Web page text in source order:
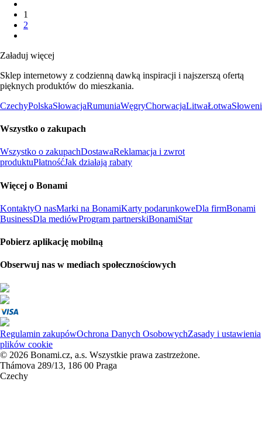
1
2
Załaduj więcej
Sklep internetowy z codzienną dawką inspiracji i najszerszą ofertą
pięknych produktów do mieszkania.
CzechyPolskaSłowacjaRumuniaWęgryChorwacjaLitwaŁotwa
Wszystko o zakupach
Wszystko o zakupachDostawaReklamacja i zwrot
produktuPłatnośćJak działają rabaty
Więcej o Bonami
KontaktyO nasMarki na BonamiKarty podarunkoweDla firmBonami
BusinessDla mediówProgram partnerskiBonamiStar
Pobierz aplikację mobilną
Obserwuj nas w mediach społecznościowych
Regulamin zakupówOchrona Danych OsobowychZasady i ustawienia
plików cookie
© 2026 Bonami.cz, a.s. Wszystkie prawa zastrzeżone.
Thámova 289/13, 186 00 Praga
Czechy